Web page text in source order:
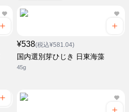
¥538(税込¥581.04)
国内選別芽ひじき 日東海藻
45g